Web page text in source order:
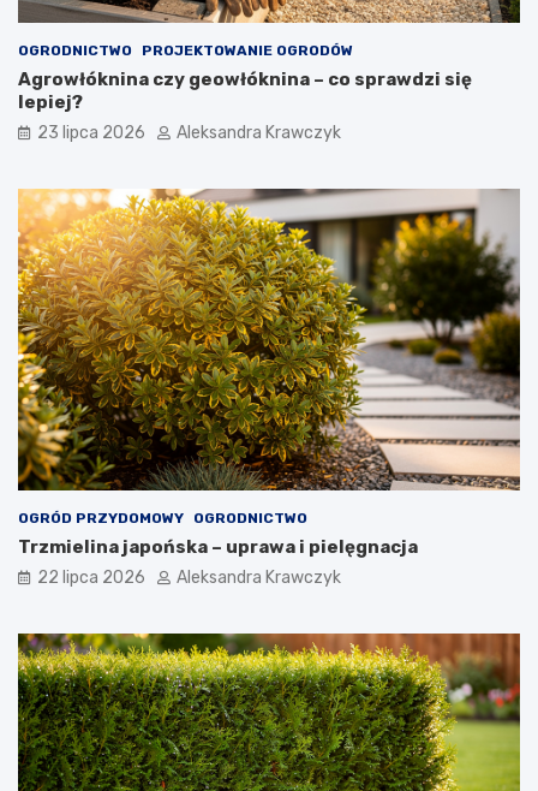
OGRODNICTWO PROJEKTOWANIE OGRODÓW
Agrowłóknina czy geowłóknina – co sprawdzi się
lepiej?
23 lipca 2026 Aleksandra Krawczyk
OGRÓD PRZYDOMOWY OGRODNICTWO
Trzmielina japońska – uprawa i pielęgnacja
22 lipca 2026 Aleksandra Krawczyk